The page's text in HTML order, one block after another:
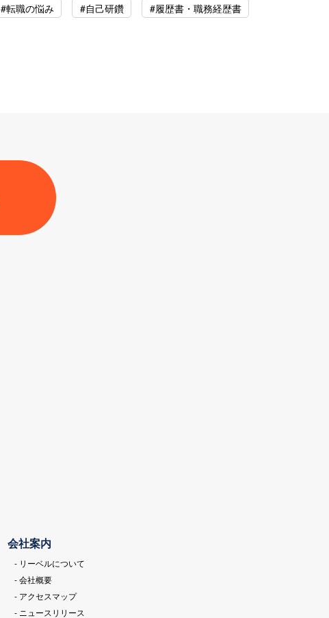
#転職の悩み #自己研鑽 #履歴書・職務経歴書
会社案内
- リーベルについて
- 会社概要
- アクセスマップ
- ニュースリリース